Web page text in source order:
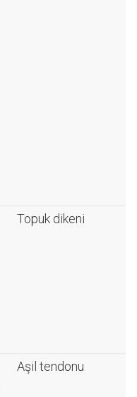
Topuk dikeni
Aşil tendonu